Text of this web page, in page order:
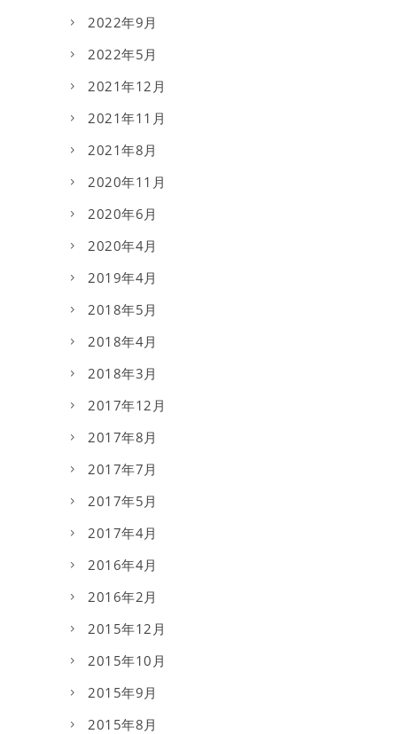
2022年9月
2022年5月
2021年12月
2021年11月
2021年8月
2020年11月
2020年6月
2020年4月
2019年4月
2018年5月
2018年4月
2018年3月
2017年12月
2017年8月
2017年7月
2017年5月
2017年4月
2016年4月
2016年2月
2015年12月
2015年10月
2015年9月
2015年8月